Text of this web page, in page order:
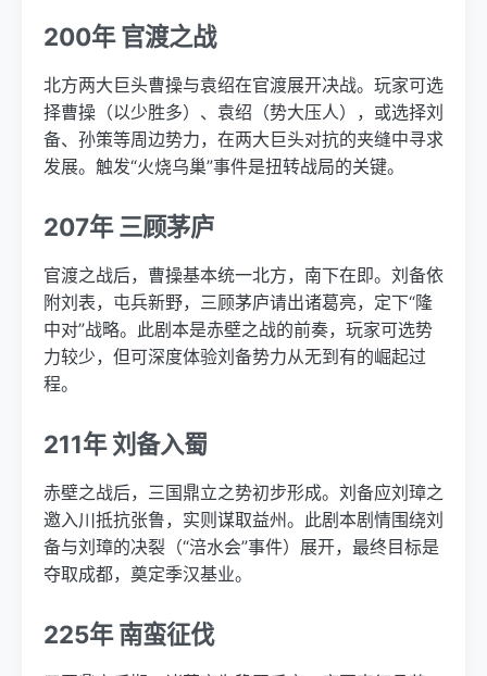
200年 官渡之战
北方两大巨头曹操与袁绍在官渡展开决战。玩家可选
择曹操（以少胜多）、袁绍（势大压人），或选择刘
备、孙策等周边势力，在两大巨头对抗的夹缝中寻求
发展。触发“火烧乌巢”事件是扭转战局的关键。
207年 三顾茅庐
官渡之战后，曹操基本统一北方，南下在即。刘备依
附刘表，屯兵新野，三顾茅庐请出诸葛亮，定下“隆
中对”战略。此剧本是赤壁之战的前奏，玩家可选势
力较少，但可深度体验刘备势力从无到有的崛起过
程。
211年 刘备入蜀
赤壁之战后，三国鼎立之势初步形成。刘备应刘璋之
邀入川抵抗张鲁，实则谋取益州。此剧本剧情围绕刘
备与刘璋的决裂（“涪水会”事件）展开，最终目标是
夺取成都，奠定季汉基业。
225年 南蛮征伐